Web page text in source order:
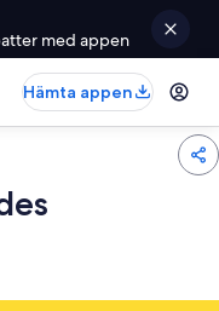
med appen
Hämta appen